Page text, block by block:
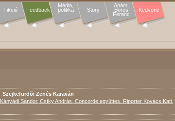
Fikció Feedback
Média,
politika Story
Apám,
Boros
Ferenc
Kedvenc
Szejkefürdõi Zenés Karaván
Kányádi Sándor, Csíky András, Concorde együttes. Riporter Kovács Kati.